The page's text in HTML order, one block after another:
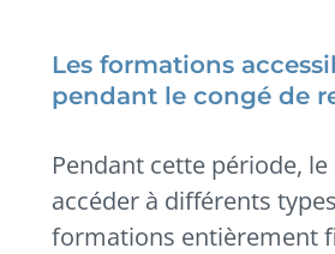
Les formations
pendant le congé de
Pendant cette période,
accéder à différents
formations entièrement